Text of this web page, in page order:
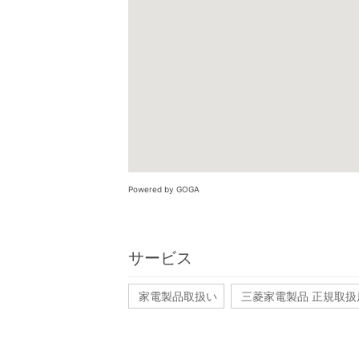
Powered by GOGA
サービス
家電製品取扱い 三菱家電製品 正規取扱